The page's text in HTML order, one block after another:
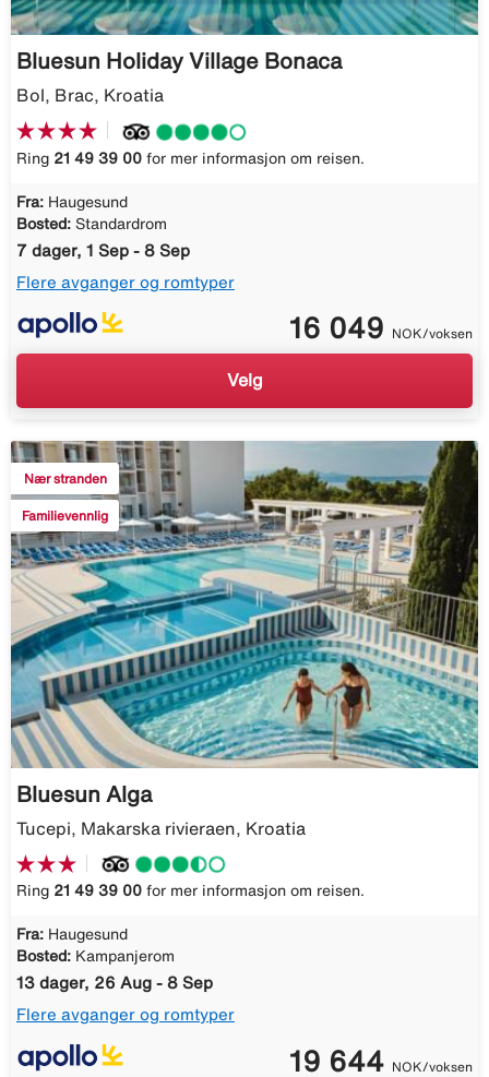
Bluesun Holiday Village Bonaca
Bol, Brac, Kroatia
Ring 21 49 39 00 for mer informasjon om reisen.
Fra: Haugesund
Bosted: Standardrom
7 dager, 1 Sep - 8 Sep
Flere avganger og romtyper
16 049 NOK/voksen
Velg
Nær stranden
Familievennlig
Bluesun Alga
Tucepi, Makarska rivieraen, Kroatia
Ring 21 49 39 00 for mer informasjon om reisen.
Fra: Haugesund
Bosted: Kampanjerom
13 dager, 26 Aug - 8 Sep
Flere avganger og romtyper
19 644 NOK/voksen